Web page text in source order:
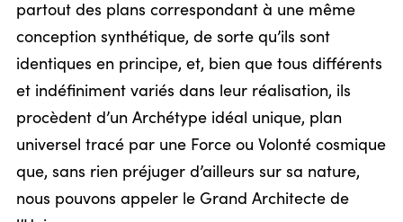
partout des plans correspondant à une même
conception synthétique, de sorte qu’ils sont
identiques en principe, et, bien que tous différents
et indéfiniment variés dans leur réalisation, ils
procèdent d’un Archétype idéal unique, plan
universel tracé par une Force ou Volonté cosmique
que, sans rien préjuger d’ailleurs sur sa nature,
nous pouvons appeler le Grand Architecte de